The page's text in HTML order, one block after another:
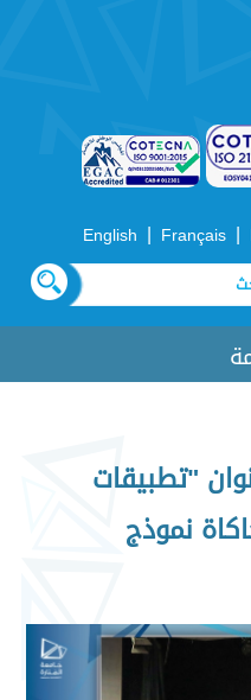
|
Français
|
English
"تطبيقات
نموذج